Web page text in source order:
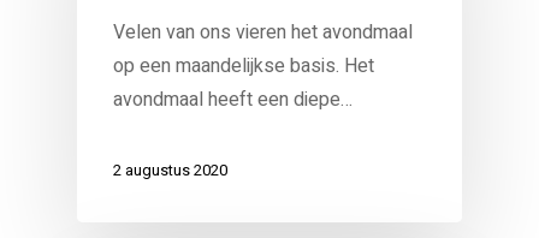
Velen van ons vieren het avondmaal
op een maandelijkse basis. Het
avondmaal heeft een diepe…
2 augustus 2020